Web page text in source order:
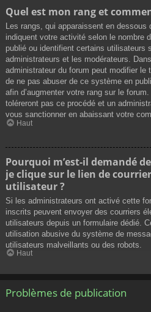
Quel est mon rang et
Les rangs, qui apparaissent en dessous
indiquent votre activité selon le nombre
publié ou identifient certains utilisateurs
administrateurs et les modérateurs.
administrateur du forum peut modifier le
de ne pas abuser de ce système en
afin d’augmenter votre rang sur le
toléreront pas ce procédé et un
vous sanctionner en abaissant votre
Haut
Pourquoi m’est-il demandé
je clique sur le lien de
utilisateur ?
Si les administrateurs ont activé cette
inscrits peuvent envoyer des courriers
utilisateurs depuis un formulaire dédié.
utilisation abusive du système de
utilisateurs malveillants ou des robots.
Haut
Problèmes de publication